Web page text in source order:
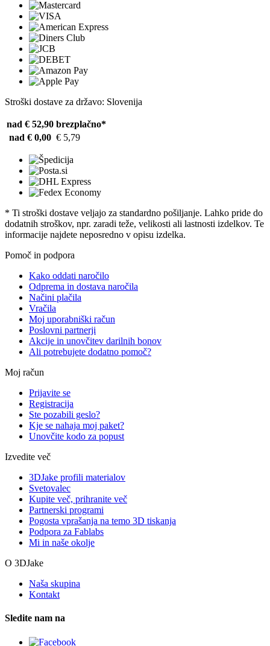
Stroški dostave za državo: Slovenija
nad € 52,90 brezplačno*
nad € 0,00 € 5,79
* Ti stroški dostave veljajo za standardno pošiljanje. Lahko pride do
dodatnih stroškov, npr. zaradi teže, velikosti ali lastnosti izdelkov. Te
informacije najdete neposredno v opisu izdelka.
Pomoč in podpora
Kako oddati naročilo
Odprema in dostava naročila
Načini plačila
Vračila
Moj uporabniški račun
Poslovni partnerji
Akcije in unovčitev darilnih bonov
Ali potrebujete dodatno pomoč?
Moj račun
Prijavite se
Registracija
Ste pozabili geslo?
Kje se nahaja moj paket?
Unovčite kodo za popust
Izvedite več
3DJake profili materialov
Svetovalec
Kupite več, prihranite več
Partnerski programi
Pogosta vprašanja na temo 3D tiskanja
Podpora za Fablabs
Mi in naše okolje
O 3DJake
Naša skupina
Kontakt
Sledite nam na